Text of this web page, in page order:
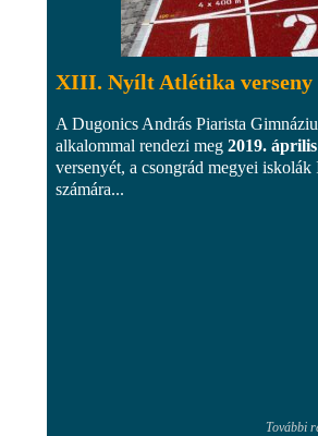
XIII. Nyílt Atlétika verseny
A Dugonics András Piarista
alkalommal rendezi meg 2019.
versenyét, a csongrád megyei
számára...
További